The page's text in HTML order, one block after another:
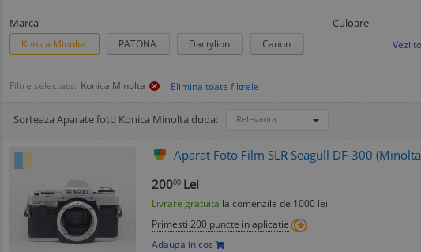
Marca
Konica Minolta PATONA Dactylion Canon
Culoare
Vezi
Filtre selectate: Konica Minolta
Sorteaza Aparate foto Konica Minolta dupa: Relevanta
Aparat Foto Film SLR Seagull DF-300
20000 Lei
Livrare gratuita la comenzile de 1000 lei
Primesti 200 puncte in aplicatie
Adauga in cos